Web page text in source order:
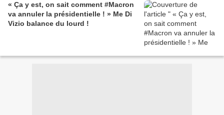
« Ça y est, on sait comment #Macron
va annuler la présidentielle ! » Me Di
Vizio balance du lourd !